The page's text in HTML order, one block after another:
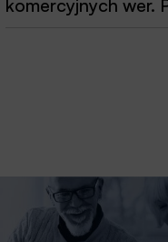
komercyjnych wer.